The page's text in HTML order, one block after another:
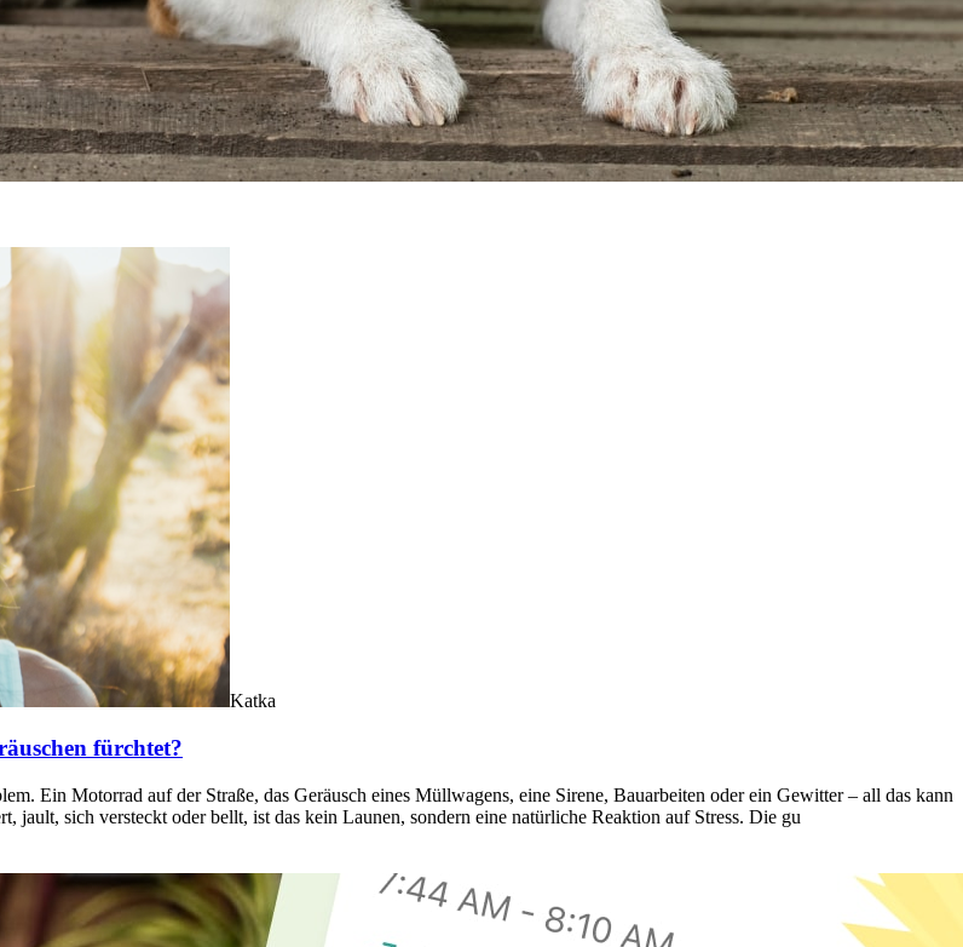
Katka
fürchtet?
Ein Motorrad auf der Straße, das Geräusch eines Müllwagens, eine Sirene, Bauarbeiten oder ein Gewitter – all das kann
jault, sich versteckt oder bellt, ist das kein Launen, sondern eine natürliche Reaktion auf Stress. Die gu